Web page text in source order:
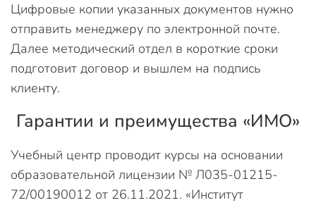
Цифровые копии указанных документов нужно
отправить менеджеру по электронной почте.
Далее методический отдел в короткие сроки
подготовит договор и вышлем на подпись
клиенту.
Гарантии и преимущества «ИМО»
Учебный центр проводит курсы на основании
образовательной лицензии № Л035-01215-
72/00190012 от 26.11.2021. «Институт